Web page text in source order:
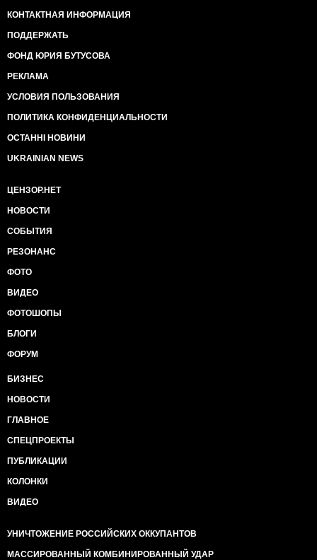
КОНТАКТНАЯ ИНФОРМАЦИЯ
ПОДДЕРЖАТЬ
ФОНД ЮРИЯ БУТУСОВА
РЕКЛАМА
УСЛОВИЯ ПОЛЬЗОВАНИЯ
ПОЛИТИКА КОНФИДЕНЦИАЛЬНОСТИ
ОСТАННІ НОВИНИ
UKRAINIAN NEWS
ЦЕНЗОР.НЕТ
НОВОСТИ
СОБЫТИЯ
РЕЗОНАНС
ФОТО
ВИДЕО
ФОТОШОПЫ
БЛОГИ
ФОРУМ
БИЗНЕС
НОВОСТИ
ГЛАВНОЕ
СПЕЦПРОЕКТЫ
ПУБЛИКАЦИИ
КОЛОНКИ
ВИДЕО
УНИЧТОЖЕНИЕ РОССИЙСКИХ ОККУПАНТОВ
МАССИРОВАННЫЙ КОМБИНИРОВАННЫЙ УДАР